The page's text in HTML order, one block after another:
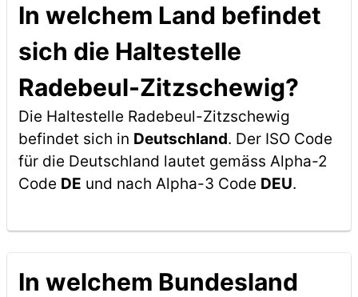
In welchem Land befindet
sich die Haltestelle
Radebeul-Zitzschewig?
Die Haltestelle Radebeul-Zitzschewig
befindet sich in Deutschland. Der ISO Code
für die Deutschland lautet gemäss Alpha-2
Code DE und nach Alpha-3 Code DEU.
In welchem Bundesland